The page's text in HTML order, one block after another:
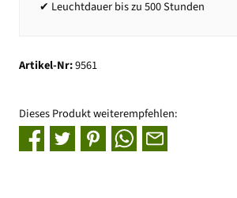
✔ Leuchtdauer bis zu 500 Stunden
Artikel-Nr:9561
Dieses Produkt weiterempfehlen: